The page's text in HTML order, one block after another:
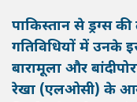
पाकिस्तान से ड्रग्स
गतिविधियों में उनके
बारामूला और
रेखा (एलओसी) के